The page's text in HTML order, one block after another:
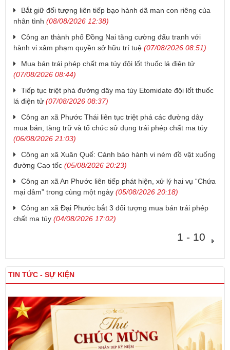
Bắt giữ đối tượng liên tiếp bạo hành dã man con riêng của
nhân tình (08/08/2026 12:38)
Công an thành phố Đồng Nai tăng cường đấu tranh với
hành vi xâm phạm quyền sở hữu trí tuệ (07/08/2026 08:51)
Mua bán trái phép chất ma túy đội lốt thuốc lá điện tử
(07/08/2026 08:44)
Tiếp tục triệt phá đường dây ma túy Etomidate đội lốt thuốc
lá điện tử (07/08/2026 08:37)
Công an xã Phước Thái liên tục triệt phá các đường dây
mua bán, tàng trữ và tổ chức sử dụng trái phép chất ma túy
(06/08/2026 21:03)
Công an xã Xuân Quế: Cảnh báo hành vi ném đồ vật xuống
đường Cao tốc (05/08/2026 20:23)
Công an xã An Phước liên tiếp phát hiện, xử lý hai vụ “Chứa
mại dâm” trong cùng một ngày (05/08/2026 20:18)
Công an xã Đại Phước bắt 3 đối tượng mua bán trái phép
chất ma túy (04/08/2026 17:02)
1 - 10
TIN TỨC - SỰ KIỆN